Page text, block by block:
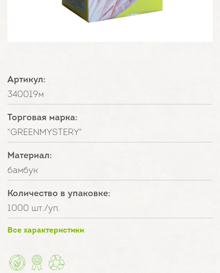
Артикул:
340019м
Торговая марка:
"GREENMYSTERY"
Материал:
бамбук
Количество в упаковке:
1000 шт./уп.
Все характеристики